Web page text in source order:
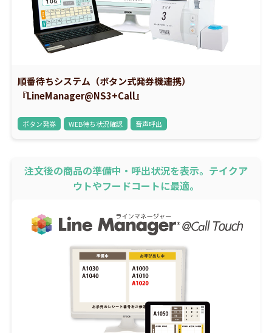
順番待ちシステム（ボタン式発券機連携）
『LineManager@NS3+Call』
ボタン発券 WEB待ち状況確認 音声呼出
注文後の商品の準備中・呼出状況を表示。テイクア
ウトやフードコートに最適。